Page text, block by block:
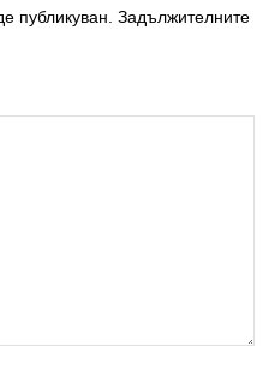
публикуван. Задължителните